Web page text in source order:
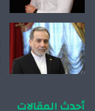
أحدث المقالات